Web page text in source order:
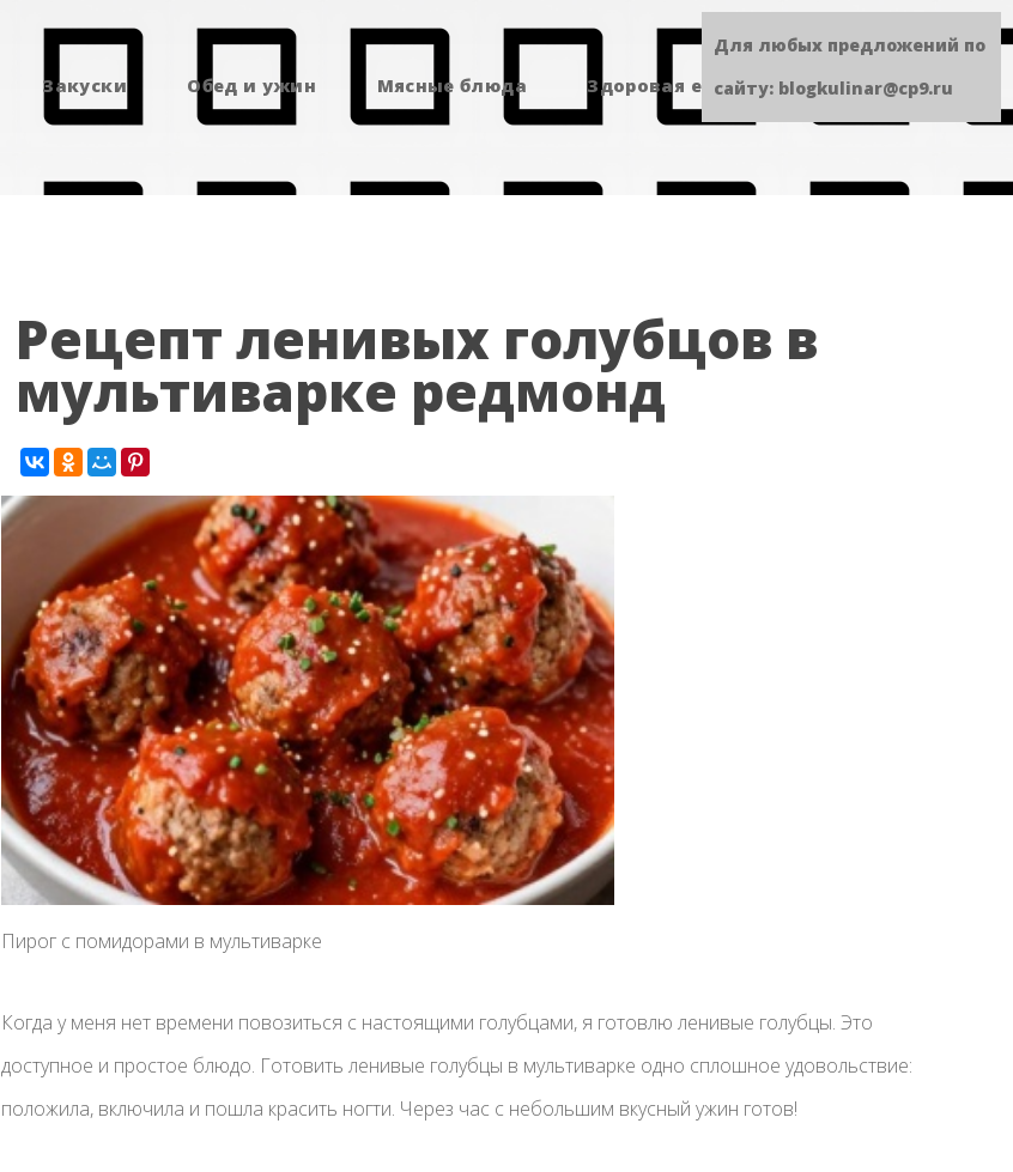
Закуски Обед и ужин Мясные блюда Здоровая еда Сладенькое
Рецепт ленивых голубцов в
мультиварке редмонд
Пирог с помидорами в мультиварке
Когда у меня нет времени повозиться с настоящими голубцами, я готовлю ленивые голубцы. Это
доступное и простое блюдо. Готовить ленивые голубцы в мультиварке одно сплошное удовольствие:
положила, включила и пошла красить ногти. Через час с небольшим вкусный ужин готов!
Для любых предложений по
сайту: blogkulinar@cp9.ru